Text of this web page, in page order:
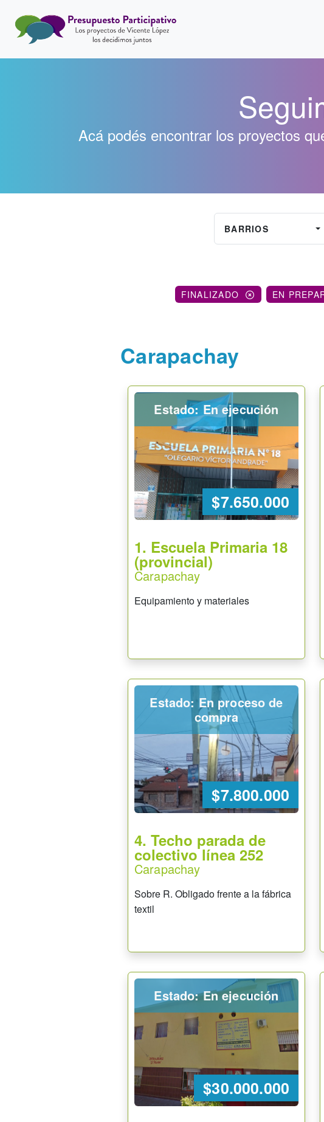
Acá podés encontrar los proyectos
BARRIOS
FINALIZADO EN
Carapachay
Estado: En ejecución
$7.650.000
1. Escuela Primaria 18
(provincial)
Carapachay
Equipamiento y materiales
Estado: En proceso de
compra
$7.800.000
4. Techo parada de
colectivo línea 252
Carapachay
Sobre R. Obligado frente a la fábrica
textil
Estado: En ejecución
$30.000.000